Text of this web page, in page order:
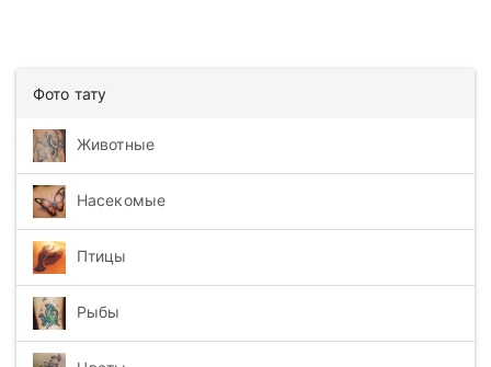
Фото тату
Животные
Насекомые
Птицы
Рыбы